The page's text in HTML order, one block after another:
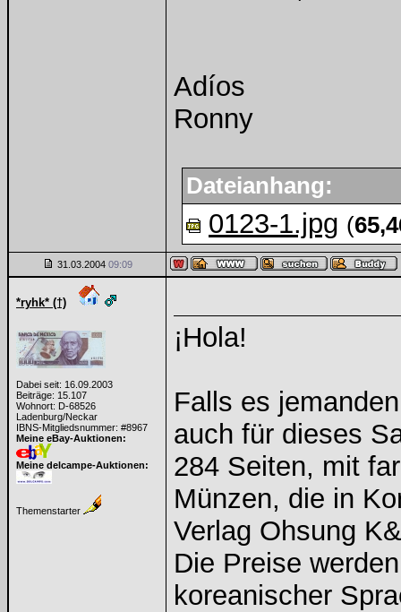
Adíos
Ronny
Dateianhang:
0123-1.jpg (
31.03.2004 09:09
*ryhk* (†)
Dabei seit: 16.09.2003
Beiträge: 15.107
Wohnort: D-68526
Ladenburg/Neckar
IBNS-Mitgliedsnummer: #8967
Meine eBay-Auktionen:
Meine delcampe-Auktionen:
Themenstarter
¡Hola!
Falls es
auch für dieses
284 Seiten, mit
Münzen, die in
Verlag Ohsung
Die Preise
koreanischer